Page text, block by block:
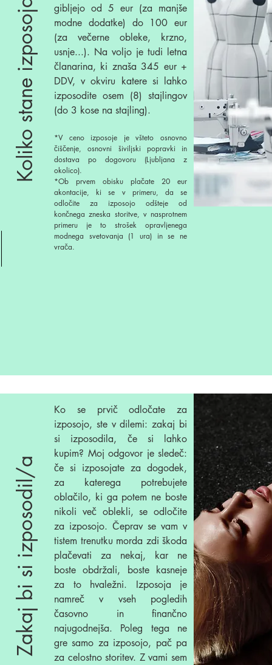
Koliko stane izposoja
gibljejo od 5 eur (za manjše
modne dodatke) do 100 eur
(za večerne obleke, krzno,
usnje...). Na voljo je tudi letna
članarina, ki znaša 345 eur +
DDV, v okviru katere si lahko
izposodite osem (8) stajlingov
(do 3 kose na stajling).
*V ceno izposoje je všteto osnovno
čiščenje, osnovni šiviljski popravki in
dostava po dogovoru (Ljubljana z
okolico).
*Ob prvem obisku plačate 20 eur
akontacije, ki se v primeru, da se
odločite za izposojo odšteje od
končnega zneska storitve, v nasprotnem
primeru je to strošek opravljenega
modnega svetovanja (1 ura) in se ne
vrača.
Zakaj bi si izposodil/a
Ko se prvič odločate za
izposojo, ste v dilemi: zakaj bi
si izposodila, če si lahko
kupim? Moj odgovor je sledeč:
če si izposojate za dogodek,
za katerega potrebujete
oblačilo, ki ga potem ne boste
nikoli več oblekli, se odločite
za izposojo. Čeprav se vam v
tistem trenutku morda zdi škoda
plačevati za nekaj, kar ne
boste obdržali, boste kasneje
za to hvaležni. Izposoja je
namreč v vseh pogledih
časovno in finančno
najugodnejša. Poleg tega ne
gre samo za izposojo, pač pa
za celostno storitev. Z vami sem